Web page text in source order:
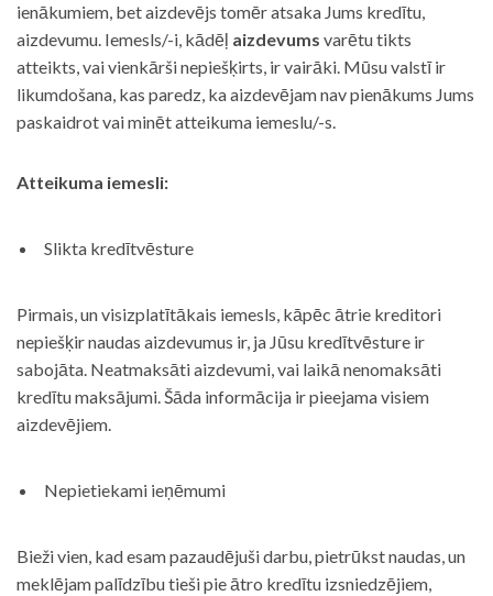
ienākumiem, bet aizdevējs tomēr atsaka Jums kredītu,
aizdevumu. Iemesls/-i, kādēļ aizdevums varētu tikts
atteikts, vai vienkārši nepiešķirts, ir vairāki. Mūsu valstī ir
likumdošana, kas paredz, ka aizdevējam nav pienākums Jums
paskaidrot vai minēt atteikuma iemeslu/-s.
Atteikuma iemesli:
Slikta kredītvēsture
Pirmais, un visizplatītākais iemesls, kāpēc ātrie kreditori
nepiešķir naudas aizdevumus ir, ja Jūsu kredītvēsture ir
sabojāta. Neatmaksāti aizdevumi, vai laikā nenomaksāti
kredītu maksājumi. Šāda informācija ir pieejama visiem
aizdevējiem.
Nepietiekami ieņēmumi
Bieži vien, kad esam pazaudējuši darbu, pietrūkst naudas, un
meklējam palīdzību tieši pie ātro kredītu izsniedzējiem,